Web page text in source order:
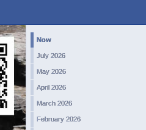
Now
July 2026
May 2026
April 2026
March 2026
February 2026